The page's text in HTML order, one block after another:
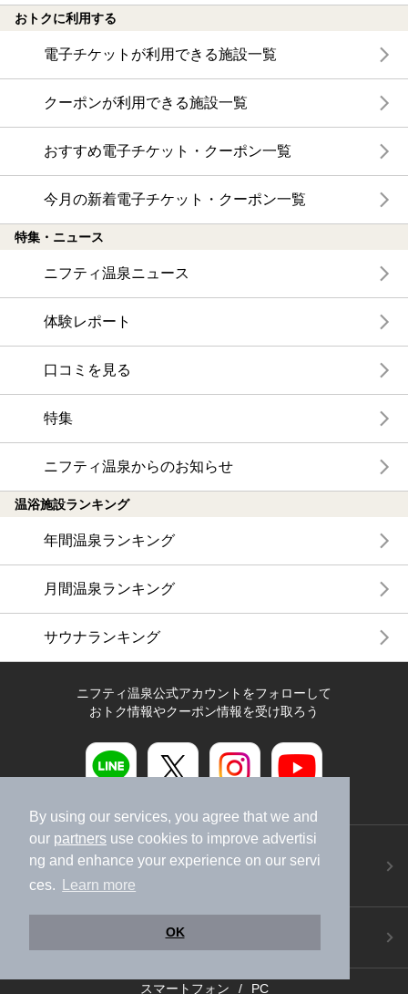
By using our services, you agree that we and
our partners use cookies to improve advertisi
ng and enhance your experience on our servi
ces.
Learn more
OK
おトクに利用する
電子チケットが利用できる施設一覧
クーポンが利用できる施設一覧
おすすめ電子チケット・クーポン一覧
今月の新着電子チケット・クーポン一覧
特集・ニュース
ニフティ温泉ニュース
体験レポート
口コミを見る
特集
ニフティ温泉からのお知らせ
温浴施設ランキング
年間温泉ランキング
月間温泉ランキング
サウナランキング
ニフティ温泉公式アカウントをフォローして
おトク情報やクーポン情報を受け取ろう
ニフティ温泉アプリ
地図から温泉検索！お得な限定クーポンも！
今すぐダウンロード！
ご意見ご要望 ・お問い合わせ
施設データの新規追加や修正依頼もこちらから
スマートフォン / PC